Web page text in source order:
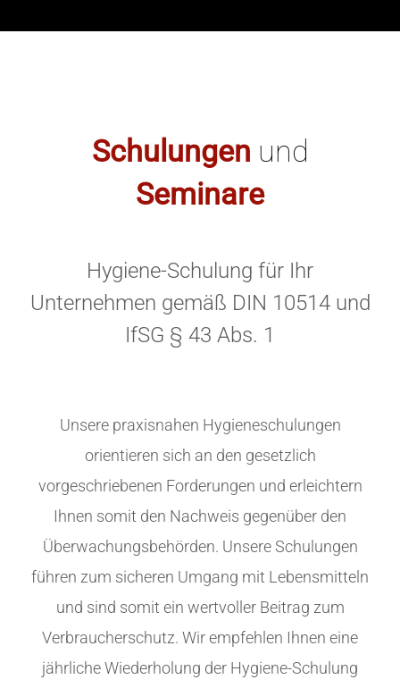
Schulungen und
Seminare
Hygiene-Schulung für Ihr
Unternehmen gemäß DIN 10514 und
IfSG § 43 Abs. 1
Unsere praxisnahen Hygieneschulungen
orientieren sich an den gesetzlich
vorgeschriebenen Forderungen und erleichtern
Ihnen somit den Nachweis gegenüber den
Überwachungsbehörden. Unsere Schulungen
führen zum sicheren Umgang mit Lebensmitteln
und sind somit ein wertvoller Beitrag zum
Verbraucherschutz. Wir empfehlen Ihnen eine
jährliche Wiederholung der Hygiene-Schulung